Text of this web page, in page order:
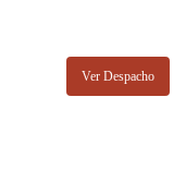
Ver Despacho